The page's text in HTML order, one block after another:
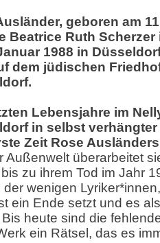
geboren am
Beatrice Ruth
1988 in
dem jüdischen
Lebensjahre im
in selbst
Zeit Rose
Außenwelt überarbeitet
zu ihrem Tod im Jahr
der wenigen
ein Ende setzt und es
heute sind die
ein Rätsel, das es